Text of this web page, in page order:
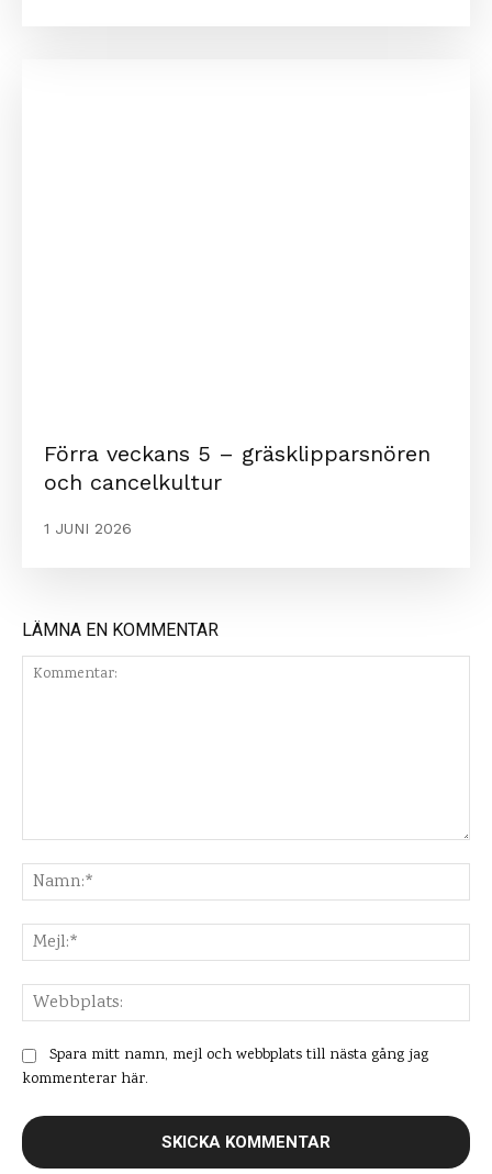
Förra veckans 5 – gräsklipparsnören
och cancelkultur
1 JUNI 2026
LÄMNA EN KOMMENTAR
Spara mitt namn, mejl och webbplats till nästa gång jag
kommenterar här.